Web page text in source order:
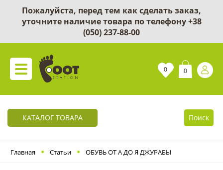
Пожалуйста, перед тем как сделать заказ,
уточните наличие товара по телефону+38
(050) 237-88-00
0 0
КАТАЛОГ ТОВАРА Поиск
Главная Статьи ОБУВЬ ОТ А ДО Я ДЖУРАБЫ